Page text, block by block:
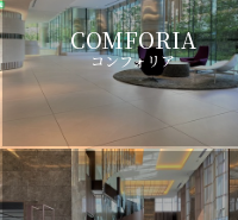
COMFORIA
コンフォリア